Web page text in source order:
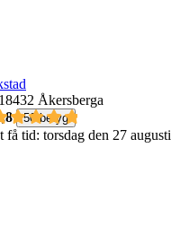
18432 Åkersberga
50 betyg
få tid: torsdag den 27 augusti